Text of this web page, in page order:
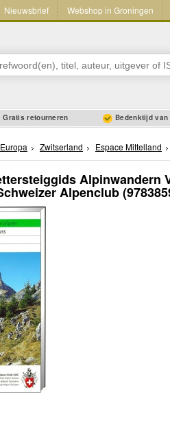
Nieuwsbrief Webshop in Groningen
Gratis retourneren Bedenktijd van
Europa Zwitserland Espace Mittelland
Alpinwandern
Alpenclub